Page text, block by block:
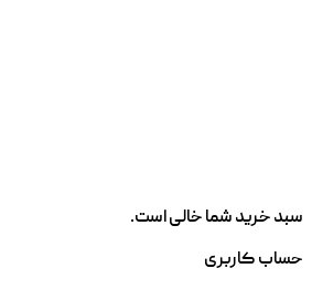
سبد خرید شما خالی است.
حساب کاربری